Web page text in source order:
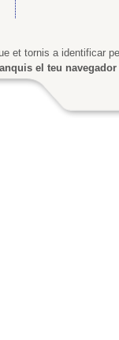
et tornis a identificar
el teu